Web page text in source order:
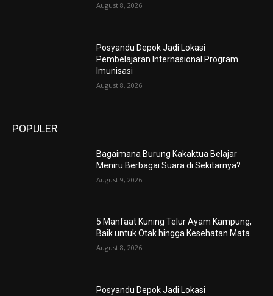
August 8, 2026
Posyandu Depok Jadi Lokasi
Pembelajaran Internasional Program
Imunisasi
August 8, 2026
POPULER
Bagaimana Burung Kakaktua Belajar
Meniru Berbagai Suara di Sekitarnya?
August 9, 2026
5 Manfaat Kuning Telur Ayam Kampung,
Baik untuk Otak hingga Kesehatan Mata
August 8, 2026
Posyandu Depok Jadi Lokasi